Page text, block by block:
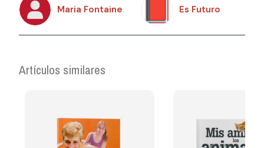
Maria Fontaine Es Futuro
Artículos similares